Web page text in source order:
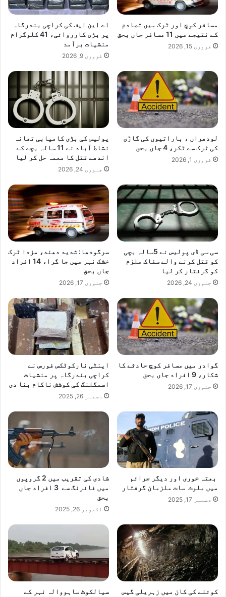
مسافر کوچ اور ٹرک میں تصادم
کے نتیجے میں 11 مسافر جاں بحق
فروری 15, 2026
اے این ایف کی کراچی بندرگاہ
پر بڑی کارروائی، 41 کلوگرام
منشیات برآمد
فروری 9, 2026
لودھراں ، باراتیوں کی گاڑی
کی ٹرک سے ٹکر، 4 جاں بحق
فروری 1, 2026
پولیس کی بڑی کامیابی تھانہ
نشاط آباد نے 11 سالہ بچے کے
اندھے قتل کا معمہ حل کر لیا
جنوری 24, 2026
سی سی ڈی پولیس نے 5سالہ بچی
کو قتل کرنے والے سفاک ملزم
کو گرفتار کر لیا
جنوری 24, 2026
سرگودھا: شدید دھند، مزدا ٹرک
خشک نہر میں جا گرا، 14 افراد
جاں بحق
جنوری 17, 2026
گوادر میں مسافر کوچ حادثے کا
شکار، 9 افراد جاں بحق
جنوری 17, 2026
اینٹی نارکوٹکس فورس نے
کراچی بندرگاہ پر منشیات
اسمگلنگ کی کوشش ناکام بنا دی
دسمبر 26, 2025
بھتہ خوری اور دیگر جرائم
میں ملوث سات ملزمان گرفتار
دسمبر 17, 2025
شادی کی تقریب میں 2 گروپوں
میں فائرنگ سے 3 افراد جاں
بحق
اکتوبر 26, 2025
کوئلے کی کان میں زہریلی گیس
سیالکوٹ ساہووالہ نہر کے